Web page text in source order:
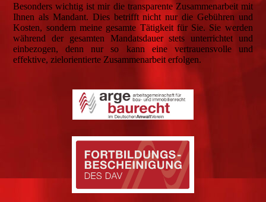
Besonders wichtig ist mir die transparente Zusammenarbeit mit
Ihnen als Mandant. Dies betrifft nicht nur die Gebühren und
Kosten, sondern meine gesamte Tätigkeit für Sie. Sie werden
während der gesamten Mandatsdauer stets unterrichtet und
einbezogen, denn nur so kann eine vertrauensvolle und
effektive, zielorientierte Zusammenarbeit erfolgen.